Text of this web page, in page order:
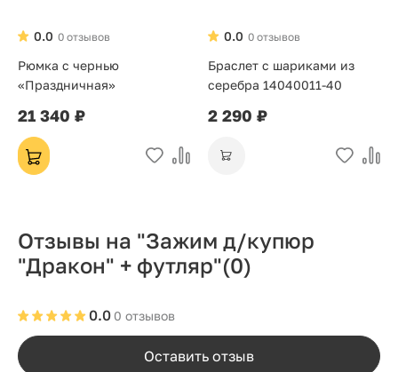
0 отзывов
0.0
Рюмка с чернью
«Праздничная»
21 340 ₽
0 отзывов
0.0
Браслет с шариками из
серебра 14040011-40
2 290 ₽
Отзывы на "Зажим д/купюр
"Дракон" + футляр"(0)
0 отзывов
0.0
Оставить отзыв